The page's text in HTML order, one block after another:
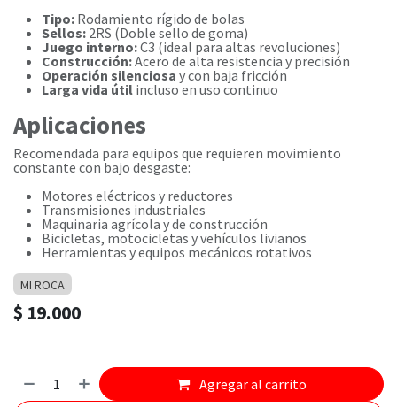
Tipo: Rodamiento rígido de bolas
Sellos: 2RS (Doble sello de goma)
Juego interno:C3 (ideal para altas revoluciones)
Construcción:Acero de alta resistencia y precisión
Operación silenciosa y con baja fricción
Larga vida útil incluso en uso continuo
Aplicaciones
Recomendada para equipos que requieren movimiento
constante con bajo desgaste:
Motores eléctricos y reductores
Transmisiones industriales
Maquinaria agrícola y de construcción
Bicicletas, motocicletas y vehículos livianos
Herramientas y equipos mecánicos rotativos
MI ROCA
$ 19.000
Agregar al carrito